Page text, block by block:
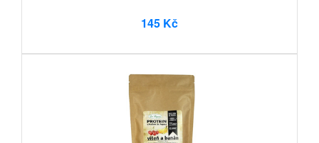
145 Kč